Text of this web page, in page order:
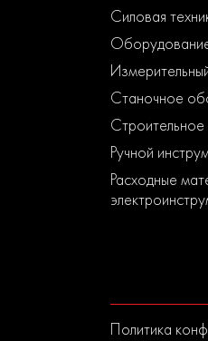
Силовая
Станочное
Ручной
Расходные
Политика